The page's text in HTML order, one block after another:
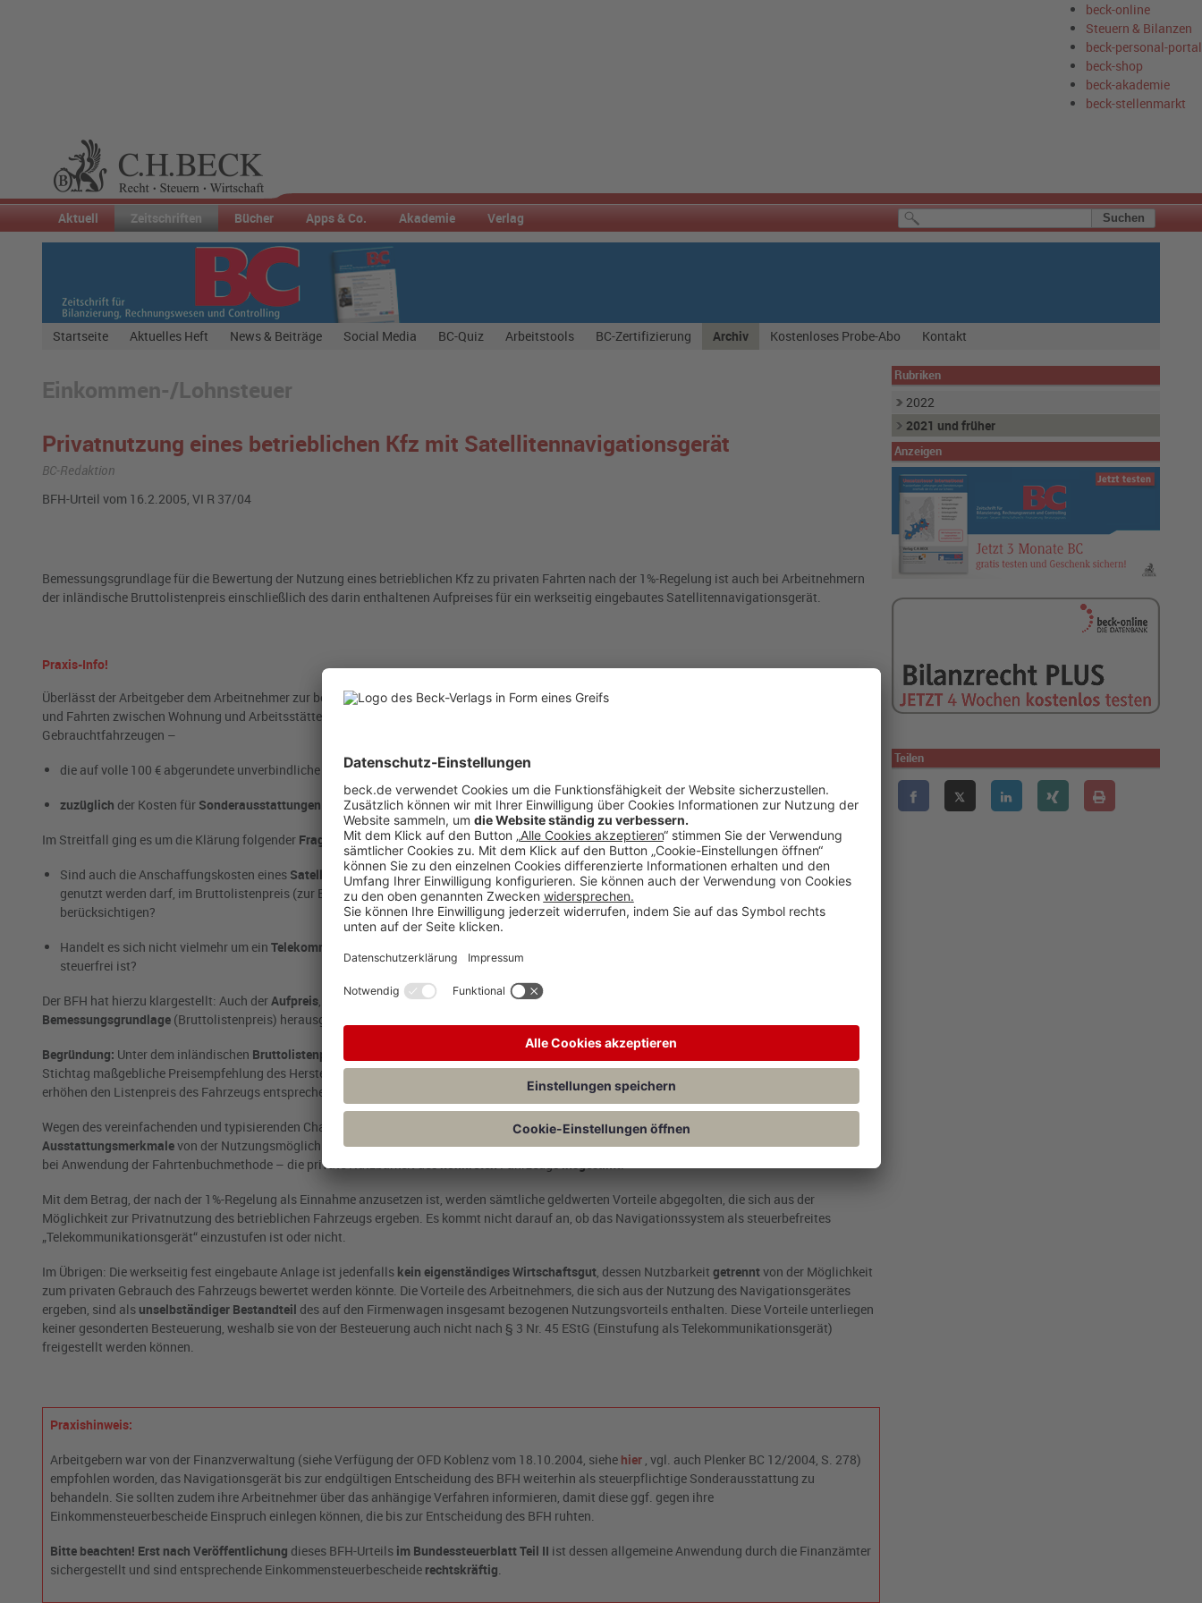
beck-online
Steuern & Bilanzen
beck-personal-portal
beck-shop
beck-akademie
beck-stellenmarkt
Aktuell Zeitschriften Bücher Apps & Co. Akademie Verlag
Startseite Aktuelles Heft News & Beiträge Social Media BC-Quiz Arbeitstools BC-Zertifizierung Archiv Kostenloses Probe-Abo Kontakt
Einkommen-/Lohnsteuer
Privatnutzung eines betrieblichen Kfz mit Satellitennavigationsgerät
BC-Redaktion
BFH-Urteil vom 16.2.2005, VI R 37/04
Bemessungsgrundlage für die Bewertung der Nutzung eines betrieblichen Kfz zu privaten Fahrten nach der 1%-Regelung ist auch bei Arbeitnehmern
der inländische Bruttolistenpreis einschließlich des darin enthaltenen Aufpreises für ein werkseitig eingebautes Satellitennavigationsgerät.
Praxis-Info!
Überlässt der Arbeitgeber dem Arbeitnehmer zur beruflichen und privaten Nutzung einen Firmenwagen, wird der geldwerte Vorteil für Privatfahrten
und Fahrten zwischen Wohnung und Arbeitsstätte regelmäßig nach der 1%-/0,03%-Listenpreisregelung ermittelt.
Gebrauchtfahrzeugen –
die auf volle 100 € abgerundete unverbindliche Preisempfehlung des Herstellersim Zeitpunkt der Erstzulassung
zuzüglich der Kosten für Sonderausstattungen (z.B. Klimaanlage, Autoradio, Diebstahlsicherungssysteme) und derUmsatzsteuer .
Im Streitfall ging es um die Klärung folgender Fragen
Sind auch die Anschaffungskosten eines Satellitennavigationsgeräts, das mit dem sog. Global Positioning System (GPS) arbeitet und auch privat
genutzt werden darf, im Bruttolistenpreis (zur Berechnung des geldwerten Vorteils aus der Privatnutzung des Firmenfahrzeugs) zu
berücksichtigen?
Handelt es sich nicht vielmehr um ein Telekommunikationsgerät
steuerfrei ist?
Der BFH hat hierzu klargestellt: Auch derAufpreis, welcher auf das GPS-gestützte Navigationssystem entfällt, darf nicht aus der
Bemessungsgrundlage (Bruttolistenpreis) herausgerechnet werden.
Begründung: Unter dem inländischen Bruttolistenpreis
im Zeitpunkt der Erstzulassung (i.S. des § 6 Abs. 1 Nr. 4 Satz 2 EStG) ist die an diesem
Stichtag maßgebliche Preisempfehlung des Herstellers zu verstehen – ebenso die Aufpreise für werkseitig zusätzlich eingebaute Ausstattungen. Sie
erhöhen den Listenpreis des Fahrzeugs entsprechend.
Wegen des vereinfachenden und typisierenden Charakters der Bewertung nach der 1%-Regelung ist es nicht gestattet, einzelne
Ausstattungsmerkmalevon der Nutzungsmöglichkeit des Fahrzeugs selbstzu trennen. Denn besteuert wird im Rahmen der 1%-Regelung – wie auch
bei Anwendung der Fahrtenbuchmethode – die private Nutzbarkeit deskonkretenFahrzeugsinsgesamt.
Mit dem Betrag, der nach der 1%-Regelung als Einnahme anzusetzen ist, werden sämtliche geldwerten Vorteile abgegolten, die sich aus der
Möglichkeit zur Privatnutzung des betrieblichen Fahrzeugs ergeben. Es kommt nicht darauf an, ob das Navigationssystem als steuerbefreites
„Telekommunikationsgerät“ einzustufen ist oder nicht.
Im Übrigen: Die werkseitig fest eingebaute Anlage ist jedenfalls kein eigenständiges Wirtschaftsgut, dessen Nutzbarkeit getrenntvon der Möglichkeit
zum privaten Gebrauch des Fahrzeugs bewertet werden könnte. Die Vorteile des Arbeitnehmers, die sich aus der Nutzung des Navigationsgerätes
ergeben, sind als unselbständiger Bestandteil des auf den Firmenwagen insgesamt bezogenen Nutzungsvorteils enthalten. Diese Vorteile unterliegen
keiner gesonderten Besteuerung, weshalb sie von der Besteuerung auch nicht nach § 3 Nr. 45 EStG (Einstufung als Telekommunikationsgerät)
freigestellt werden können.
Praxishinweis:
Arbeitgebern war von der Finanzverwaltung (siehe Verfügung der OFD Koblenz vom 18.10.2004, siehe hier , vgl. auch Plenker BC 12/2004, S. 278)
empfohlen worden, das Navigationsgerät bis zur endgültigen Entscheidung des BFH weiterhin als steuerpflichtige Sonderausstattung zu
behandeln. Sie sollten zudem ihre Arbeitnehmer über das anhängige Verfahren informieren, damit diese ggf. gegen ihre
Einkommensteuerbescheide Einspruch einlegen können, die bis zur Entscheidung des BFH ruhten.
Bitte beachten! Erst nach Veröffentlichung dieses BFH-Urteils im Bundessteuerblatt Teil II ist dessen allgemeine Anwendung durch die Finanzämter
sichergestellt und sind entsprechende Einkommensteuerbescheide rechtskräftig.
Rubriken
2022
2021 und früher
Anzeigen
Teilen